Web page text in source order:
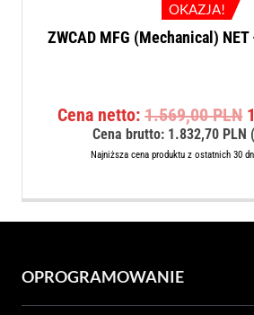
OKAZJA!
ZWCAD MFG (Mechanical)
Cena netto:1.569,00PLN
Cena brutto: 1.832,70 PLN
Najniższa cena produktu z ostatnich 30
OPROGRAMOWANIE